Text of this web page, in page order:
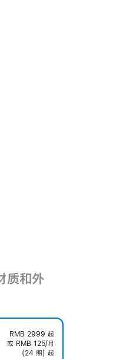
质和外
RMB 2999 起
或 RMB 125/月
(24 期) 起